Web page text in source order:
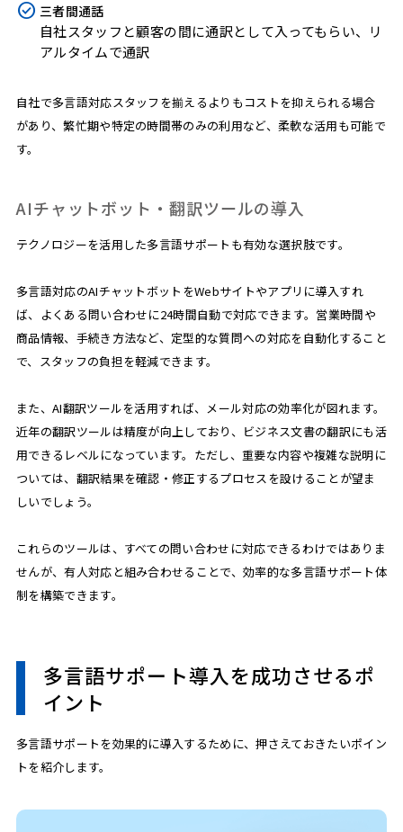
三者間通話
自社スタッフと顧客の間に通訳として入ってもらい、リ
アルタイムで通訳
自社で多言語対応スタッフを揃えるよりもコストを抑えられる場合
があり、繁忙期や特定の時間帯のみの利用など、柔軟な活用も可能で
す。
AIチャットボット・翻訳ツールの導入
テクノロジーを活用した多言語サポートも有効な選択肢です。
多言語対応のAIチャットボットをWebサイトやアプリに導入すれ
ば、よくある問い合わせに24時間自動で対応できます。営業時間や
商品情報、手続き方法など、定型的な質問への対応を自動化すること
で、スタッフの負担を軽減できます。
また、AI翻訳ツールを活用すれば、メール対応の効率化が図れます。
近年の翻訳ツールは精度が向上しており、ビジネス文書の翻訳にも活
用できるレベルになっています。ただし、重要な内容や複雑な説明に
ついては、翻訳結果を確認・修正するプロセスを設けることが望ま
しいでしょう。
これらのツールは、すべての問い合わせに対応できるわけではありま
せんが、有人対応と組み合わせることで、効率的な多言語サポート体
制を構築できます。
多言語サポート導入を成功させるポ
イント
多言語サポートを効果的に導入するために、押さえておきたいポイン
トを紹介します。